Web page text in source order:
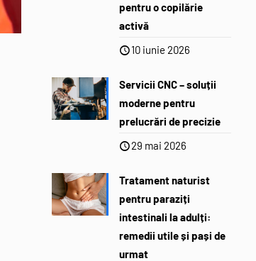
pentru o copilărie
activă
10 iunie 2026
Servicii CNC – soluții
moderne pentru
prelucrări de precizie
29 mai 2026
Tratament naturist
pentru paraziți
intestinali la adulți:
remedii utile și pași de
urmat